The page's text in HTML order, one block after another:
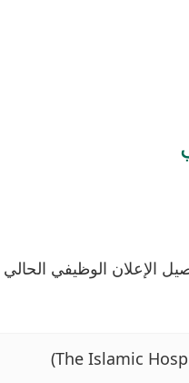
الإعلان الوظيفي الحالي